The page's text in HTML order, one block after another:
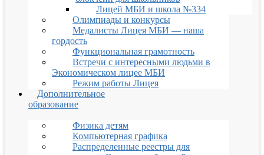
Лицей МБИ и школа №334
Олимпиады и конкурсы
Медалисты Лицея МБИ — наша
гордость
Функциональная грамотность
Встречи с интересными людьми в
Экономическом лицее МБИ
Режим работы Лицея
Дополнительное
образование
Физика детям
Компьютерная графика
Распределенные реестры для